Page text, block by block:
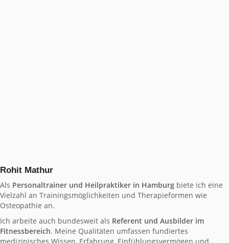
Rohit Mathur
Als Personaltrainer und Heilpraktiker in Hamburg biete ich eine
Vielzahl an Trainingsmöglichkeiten und Therapieformen wie
Osteopathie an.
Ich arbeite auch bundesweit als Referent und Ausbilder im
Fitnessbereich. Meine Qualitäten umfassen fundiertes